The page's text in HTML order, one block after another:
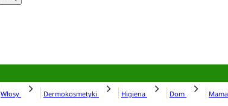
Włosy Dermokosmetyki Higiena Dom